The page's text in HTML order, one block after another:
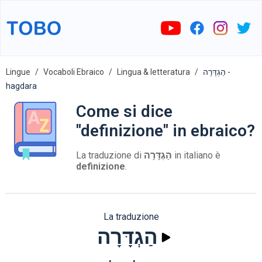
Lingue Vocaboli Ebraico Lingua & letteratura
הַגְדָּרָה -
hagdara
Come si dice
"definizione" in ebraico?
La traduzione di הַגְדָּרָה in italiano è
definizione.
La traduzione
הַגְדָּרָה